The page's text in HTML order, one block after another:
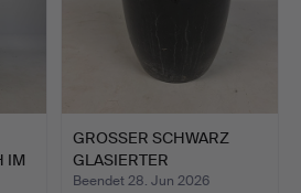
IM
GROSSER SCHWARZ
GLASIERTER
KERAMIKTOPF / P…
Beendet 28. Jun 2026